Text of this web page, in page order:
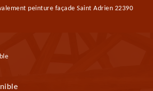
peinture façade Saint Adrien 22390